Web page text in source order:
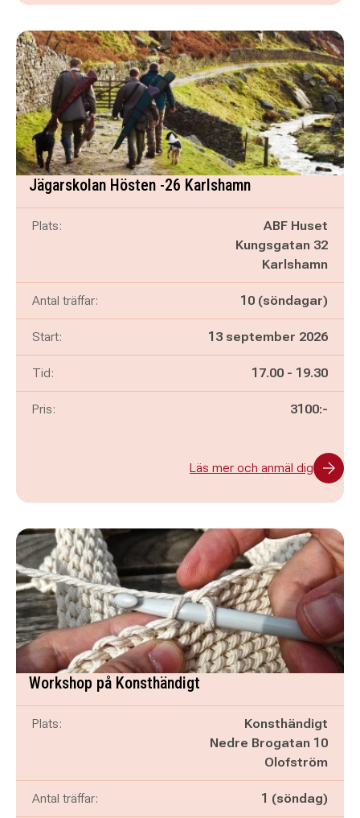
Jägarskolan Hösten -26 Karlshamn
Plats:
ABF Huset
Kungsgatan 32
Karlshamn
Antal träffar: 10 (söndagar)
Start: 13 september 2026
Tid: Pågår mellan
17.00 - och
19.30
Pris: 3100:-
Läs mer och anmäl dig
Workshop på Konsthändigt
Plats:
Konsthändigt
Nedre Brogatan 10
Olofström
Antal träffar: 1 (söndag)